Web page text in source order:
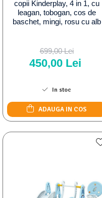
copii Kinderplay, 4 in 1, cu
leagan, tobogan, cos de
baschet, mingi, rosu cu alb
699,00 Lei
450,00 Lei
In stoc
ADAUGA IN COS